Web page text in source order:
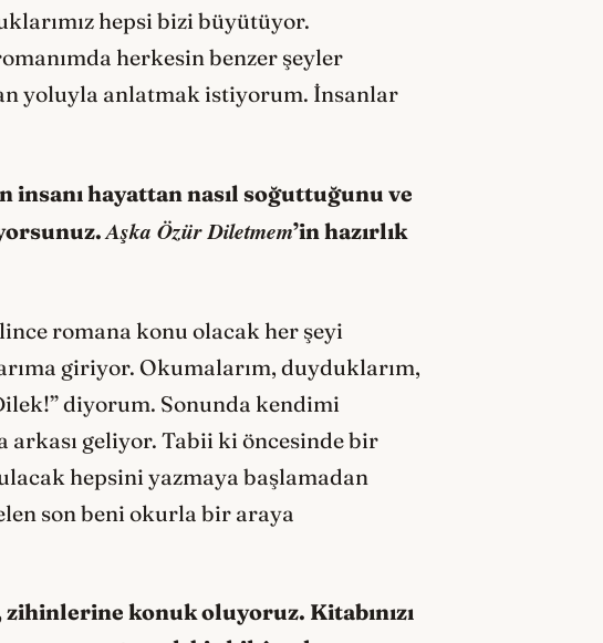
hepsi bizi büyütüyor.
herkesin benzer şeyler
yoluyla anlatmak istiyorum. İnsanlar
insanı hayattan nasıl soğuttuğunu ve
Aşka Özür Diletmem’in hazırlık
romana konu olacak her şeyi
giriyor. Okumalarım, duyduklarım,
diyorum. Sonunda kendimi
arkası geliyor. Tabii ki öncesinde bir
hepsini yazmaya başlamadan
son beni okurla bir araya
konuk oluyoruz. Kitabınızı